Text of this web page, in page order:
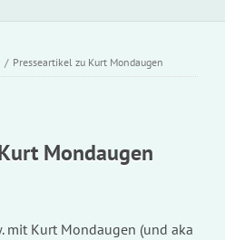
/ Presseartikel zu Kurt Mondaugen
Mondaugen
mit Kurt Mondaugen (und aka